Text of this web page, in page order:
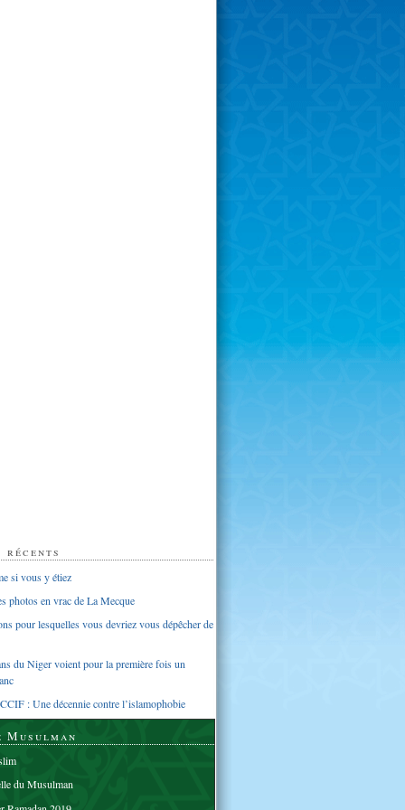
si vous y étiez
photos en vrac de La Mecque
pour lesquelles vous devriez vous dépêcher de
du Niger voient pour la première fois un
: Une décennie contre l’islamophobie
Musulman
du Musulman